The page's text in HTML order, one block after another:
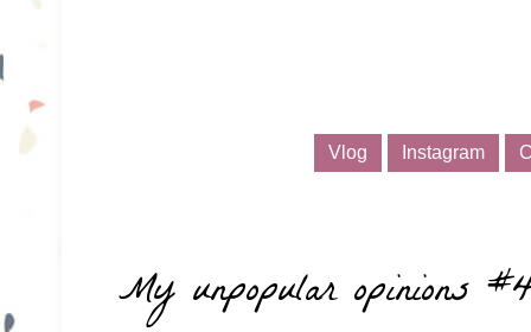
Vlog Instagram
My unpopular opinions